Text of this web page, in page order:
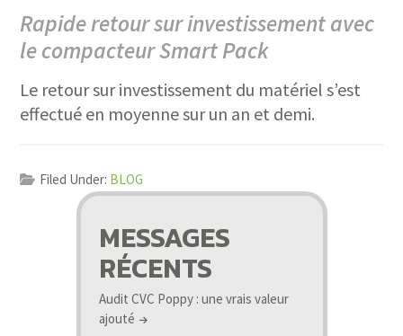
Rapide retour sur investissement avec
le compacteur Smart Pack
Le retour sur investissement du matériel s’est
effectué en moyenne sur un an et demi.
Filed Under: BLOG
MESSAGES
RÉCENTS
Audit CVC Poppy : une vrais valeur
ajouté